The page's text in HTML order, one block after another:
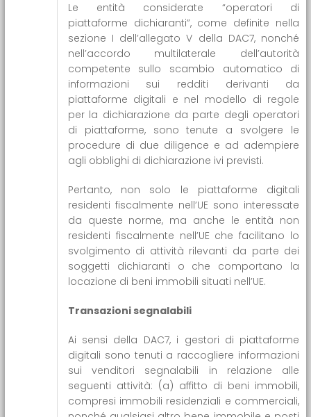
Le entità considerate “operatori di
piattaforme dichiaranti”, come definite nella
sezione I dell’allegato V della DAC7, nonché
nell’accordo multilaterale dell’autorità
competente sullo scambio automatico di
informazioni sui redditi derivanti da
piattaforme digitali e nel modello di regole
per la dichiarazione da parte degli operatori
di piattaforme, sono tenute a svolgere le
procedure di due diligence e ad adempiere
agli obblighi di dichiarazione ivi previsti.
Pertanto, non solo le piattaforme digitali
residenti fiscalmente nell’UE sono interessate
da queste norme, ma anche le entità non
residenti fiscalmente nell’UE che facilitano lo
svolgimento di attività rilevanti da parte dei
soggetti dichiaranti o che comportano la
locazione di beni immobili situati nell’UE.
Transazioni segnalabili
Ai sensi della DAC7, i gestori di piattaforme
digitali sono tenuti a raccogliere informazioni
sui venditori segnalabili in relazione alle
seguenti attività: (a) affitto di beni immobili,
compresi immobili residenziali e commerciali,